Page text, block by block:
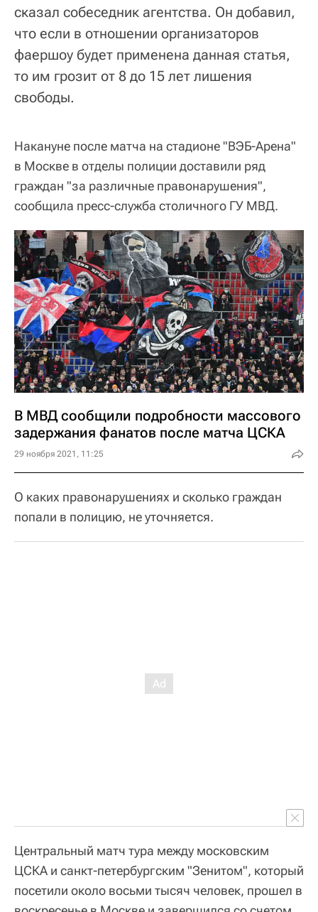
сказал собеседник агентства. Он добавил,
что если в отношении организаторов
фаершоу будет применена данная статья,
то им грозит от 8 до 15 лет лишения
свободы.
Накануне после матча на стадионе "ВЭБ-Арена"
в Москве в отделы полиции доставили ряд
граждан "за различные правонарушения",
сообщила пресс-служба столичного ГУ МВД.
В МВД сообщили подробности массового
задержания фанатов после матча ЦСКА
29 ноября 2021, 11:25
О каких правонарушениях и сколько граждан
попали в полицию, не уточняется.
Центральный матч тура между московским
ЦСКА и санкт-петербургским "Зенитом", который
посетили около восьми тысяч человек, прошел в